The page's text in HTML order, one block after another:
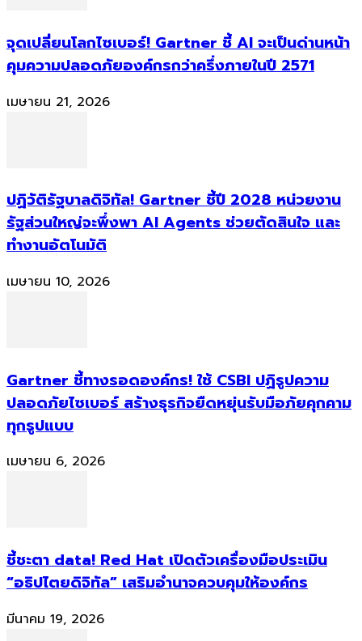
จุดเปลี่ยนโลกไซเบอร์! Gartner ชี้ AI จะเป็นด่านหน้า
คุมความปลอดภัยองค์กรกว่าครึ่งภายในปี 2571
เมษายน 21, 2026
ปฏิวัติรัฐบาลดิจิทัล! Gartner ชี้ปี 2028 หน่วยงาน
รัฐส่วนใหญ่จะพึ่งพา AI Agents ช่วยตัดสินใจ และ
ทำงานอัตโนมัติ
เมษายน 10, 2026
Gartner ชี้ทางรอดองค์กร! ใช้ CSBI ปฏิรูปความ
ปลอดภัยไซเบอร์ สร้างธุรกิจยืดหยุ่นรับมือภัยคุกคาม
ทุกรูปแบบ
เมษายน 6, 2026
ชี้ชะตา data! Red Hat เปิดตัวเครื่องมือประเมิน
“อธิปไตยดิจิทัล” เสริมอำนาจควบคุมให้องค์กร
มีนาคม 19, 2026